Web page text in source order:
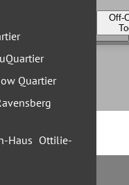
Quartier
Ottilie-
Off-